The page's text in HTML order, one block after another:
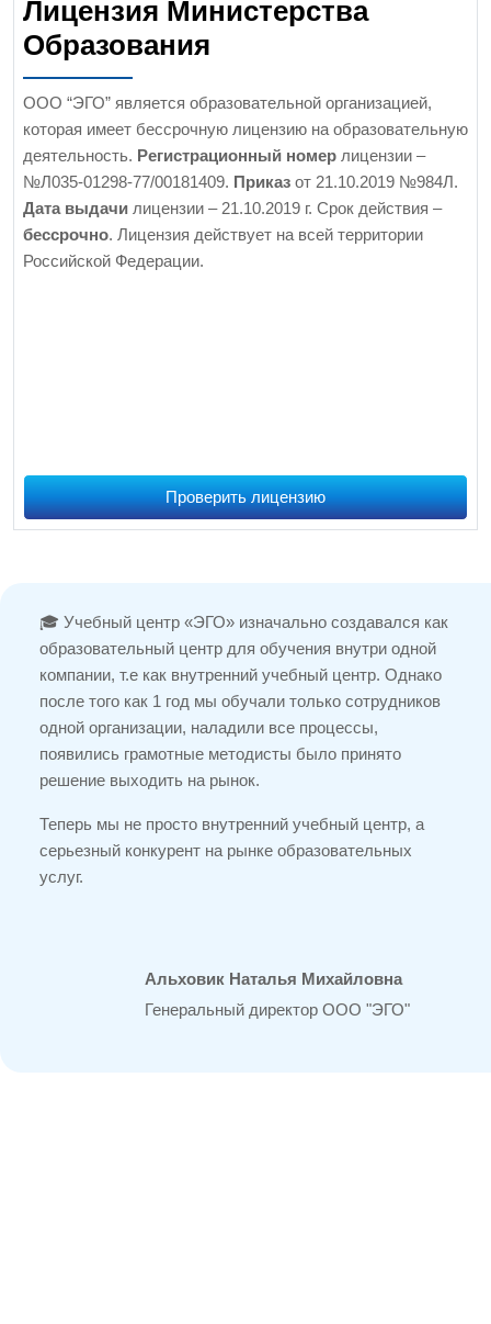
Лицензия Министерства
Образования
ООО “ЭГО” является образовательной организацией,
которая имеет бессрочную лицензию на образовательную
деятельность. Регистрационный номер лицензии –
№Л035-01298-77/00181409. Приказ от 21.10.2019 №984Л.
Дата выдачи лицензии – 21.10.2019 г. Срок действия –
бессрочно. Лицензия действует на всей территории
Российской Федерации.
Проверить лицензию
🎓 Учебный центр «ЭГО» изначально создавался как
образовательный центр для обучения внутри одной
компании, т.е как внутренний учебный центр. Однако
после того как 1 год мы обучали только сотрудников
одной организации, наладили все процессы,
появились грамотные методисты было принято
решение выходить на рынок.
Теперь мы не просто внутренний учебный центр, а
серьезный конкурент на рынке образовательных
услуг.
Альховик Наталья Михайловна
Генеральный директор ООО "ЭГО"